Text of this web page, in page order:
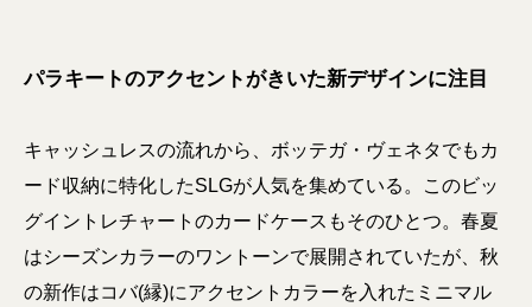
パラキートのアクセントがきいた新デザインに注目
キャッシュレスの流れから、ボッテガ・ヴェネタでもカ
ード収納に特化したSLGが人気を集めている。このビッ
グイントレチャートのカードケースもそのひとつ。春夏
はシーズンカラーのワントーンで展開されていたが、秋
の新作はコバ(縁)にアクセントカラーを入れたミニマル